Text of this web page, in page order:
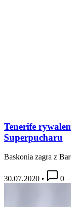
Tenerife
Superpucharu
Baskonia zagra z
30.07.2020 • 0